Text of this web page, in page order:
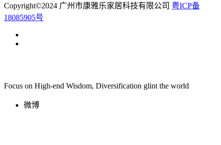
Copyright©2024 广州市康雅乐家居科技有限公司 粤ICP备
18085905号
Focus on High-end Wisdom, Diversification glint the world
微博